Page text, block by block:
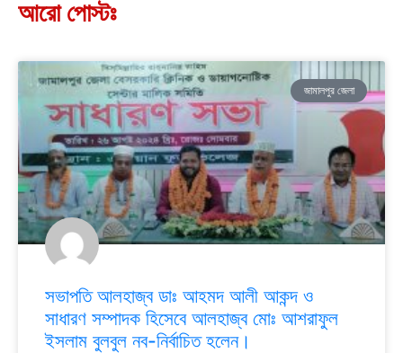
আরো পোস্টঃ
জামালপুর জেলা
সভাপতি আলহাজ্ব ডাঃ আহমদ আলী আকন্দ ও
সাধারণ সম্পাদক হিসেবে আলহাজ্ব মোঃ আশরাফুল
ইসলাম বুলবুল নব-নির্বাচিত হলেন।